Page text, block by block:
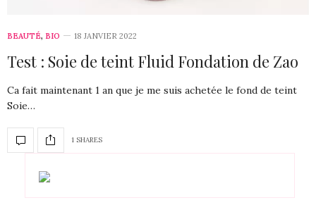
BEAUTÉ, BIO 18 JANVIER 2022
Test : Soie de teint Fluid Fondation de Zao
Ca fait maintenant 1 an que je me suis achetée le fond de teint
Soie…
1 SHARES